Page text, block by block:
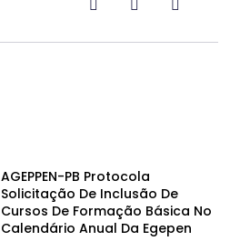
AGEPPEN-PB Protocola
Solicitação De Inclusão De
Cursos De Formação Básica No
Calendário Anual Da Egepen